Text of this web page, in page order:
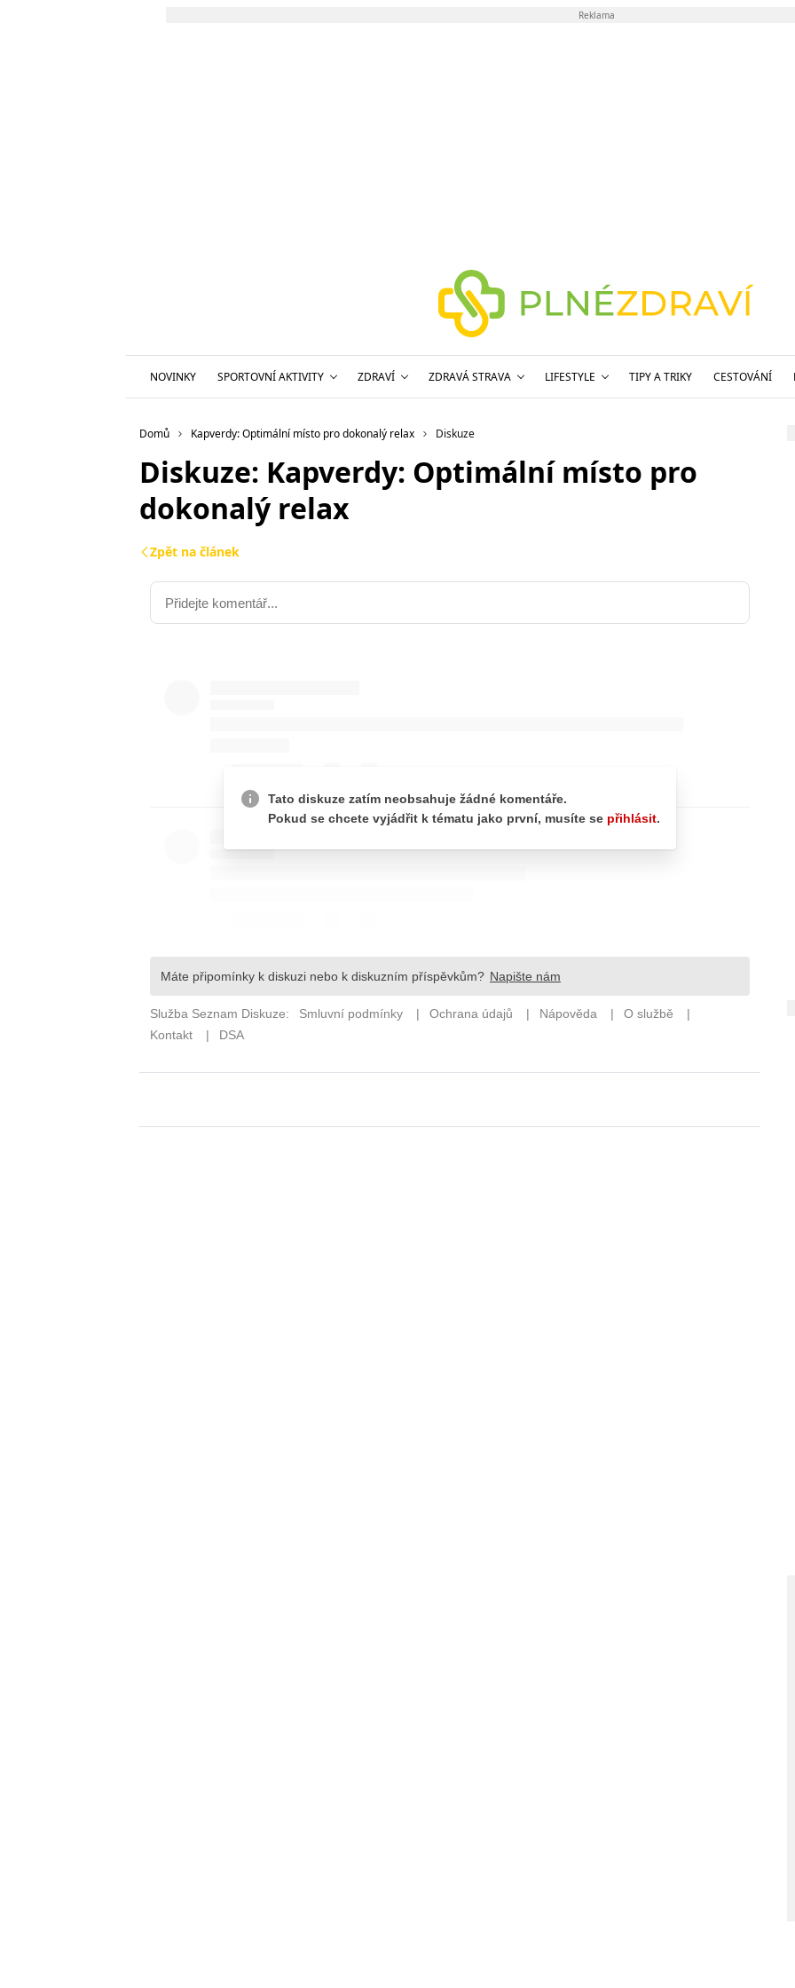
Reklama
NOVINKY SPORTOVNÍ AKTIVITY ZDRAVÍ ZDRAVÁ STRAVA LIFESTYLE TIPY A TRIKY CESTOVÁNÍ
Domů Kapverdy: Optimální místo pro dokonalý relax Diskuze
Diskuze: Kapverdy: Optimální místo pro
dokonalý relax
Zpět na článek